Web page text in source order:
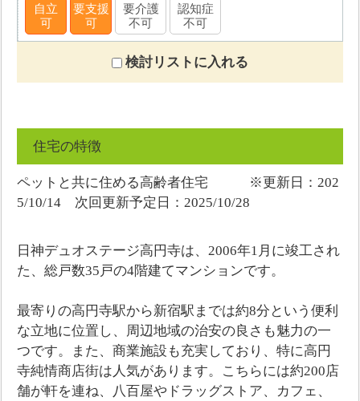
自立
可
要支援
可
要介護
不可
認知症
不可
検討リストに入れる
住宅の特徴
ペットと共に住める高齢者住宅 ※更新日：202
5/10/14 次回更新予定日：2025/10/28
日神デュオステージ高円寺は、2006年1月に竣工され
た、総戸数35戸の4階建てマンションです。
最寄りの高円寺駅から新宿駅までは約8分という便利
な立地に位置し、周辺地域の治安の良さも魅力の一
つです。また、商業施設も充実しており、特に高円
寺純情商店街は人気があります。こちらには約200店
舗が軒を連ね、八百屋やドラッグストア、カフェ、